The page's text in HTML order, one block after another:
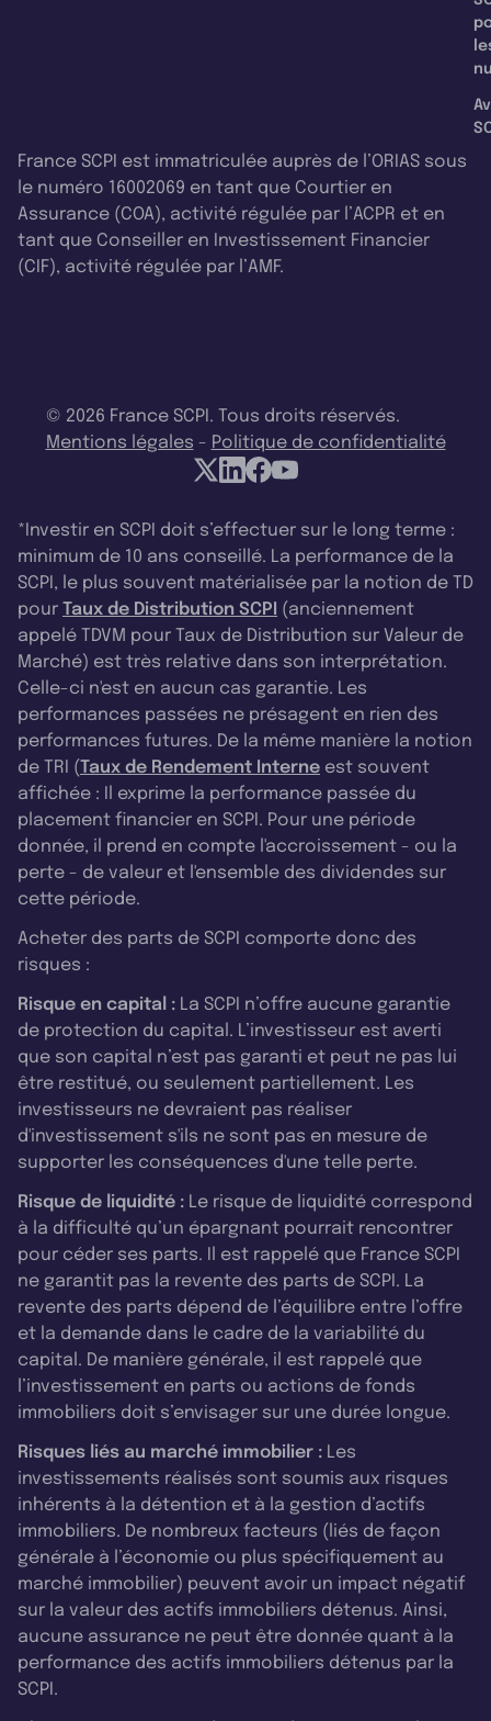
France SCPI est immatriculée auprès de l’ORIAS sous
le numéro 16002069 en tant que Courtier en
Assurance (COA), activité régulée par l’ACPR et en
tant que Conseiller en Investissement Financier
(CIF), activité régulée par l’AMF.
© 2026 France SCPI. Tous droits réservés.
Mentions légales - Politique de confidentialité
*Investir en SCPI doit s’effectuer sur le long terme :
minimum de 10 ans conseillé. La performance de la
SCPI, le plus souvent matérialisée par la notion de TD
pour Taux de Distribution SCPI (anciennement
appelé TDVM pour Taux de Distribution sur Valeur de
Marché) est très relative dans son interprétation.
Celle-ci n'est en aucun cas garantie. Les
performances passées ne présagent en rien des
performances futures. De la même manière la notion
de TRI (Taux de Rendement Interne est souvent
affichée : Il exprime la performance passée du
placement financier en SCPI. Pour une période
donnée, il prend en compte l'accroissement - ou la
perte - de valeur et l'ensemble des dividendes sur
cette période.
Acheter des parts de SCPI comporte donc des
risques :
Risque en capital : La SCPI n’offre aucune garantie
de protection du capital. L’investisseur est averti
que son capital n’est pas garanti et peut ne pas lui
être restitué, ou seulement partiellement. Les
investisseurs ne devraient pas réaliser
d'investissement s'ils ne sont pas en mesure de
supporter les conséquences d'une telle perte.
Risque de liquidité : Le risque de liquidité correspond
à la difficulté qu’un épargnant pourrait rencontrer
pour céder ses parts. Il est rappelé que France SCPI
ne garantit pas la revente des parts de SCPI. La
revente des parts dépend de l’équilibre entre l’offre
et la demande dans le cadre de la variabilité du
capital. De manière générale, il est rappelé que
l’investissement en parts ou actions de fonds
immobiliers doit s’envisager sur une durée longue.
Risques liés au marché immobilier : Les
investissements réalisés sont soumis aux risques
inhérents à la détention et à la gestion d’actifs
immobiliers. De nombreux facteurs (liés de façon
générale à l’économie ou plus spécifiquement au
marché immobilier) peuvent avoir un impact négatif
sur la valeur des actifs immobiliers détenus. Ainsi,
aucune assurance ne peut être donnée quant à la
performance des actifs immobiliers détenus par la
SCPI.